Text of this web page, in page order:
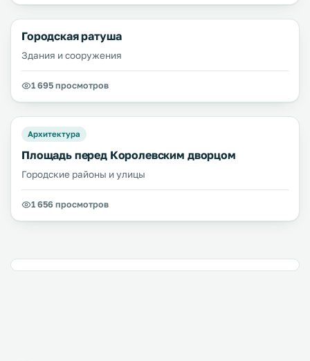
Городская ратуша
Здания и сооружения
1 695 просмотров
Архитектура
Площадь перед Королевским дворцом
Городские районы и улицы
1 656 просмотров